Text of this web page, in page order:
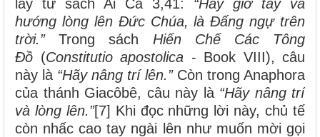
lấy từ sách Ai Ca 3,41: “Hãy giơ tay và
hướng lòng lên Đức Chúa, là Đấng ngự trên
trời.”Trong sách Hiến Chế Các Tông
Đồ (Constitutio apostolica - Book VIII), câu
này là “Hãy nâng trí lên.”Còn trong Anaphora
của thánh Giacôbê, câu này là “Hãy nâng trí
và lòng lên.”[7] Khi đọc những lời này, chủ tế
còn nhấc cao tay ngài lên như muốn mời gọi